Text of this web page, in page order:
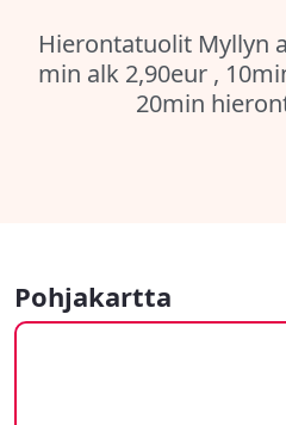
Hierontatuolit Myllyn
min alk 2,90eur ,
20min
Pohjakartta